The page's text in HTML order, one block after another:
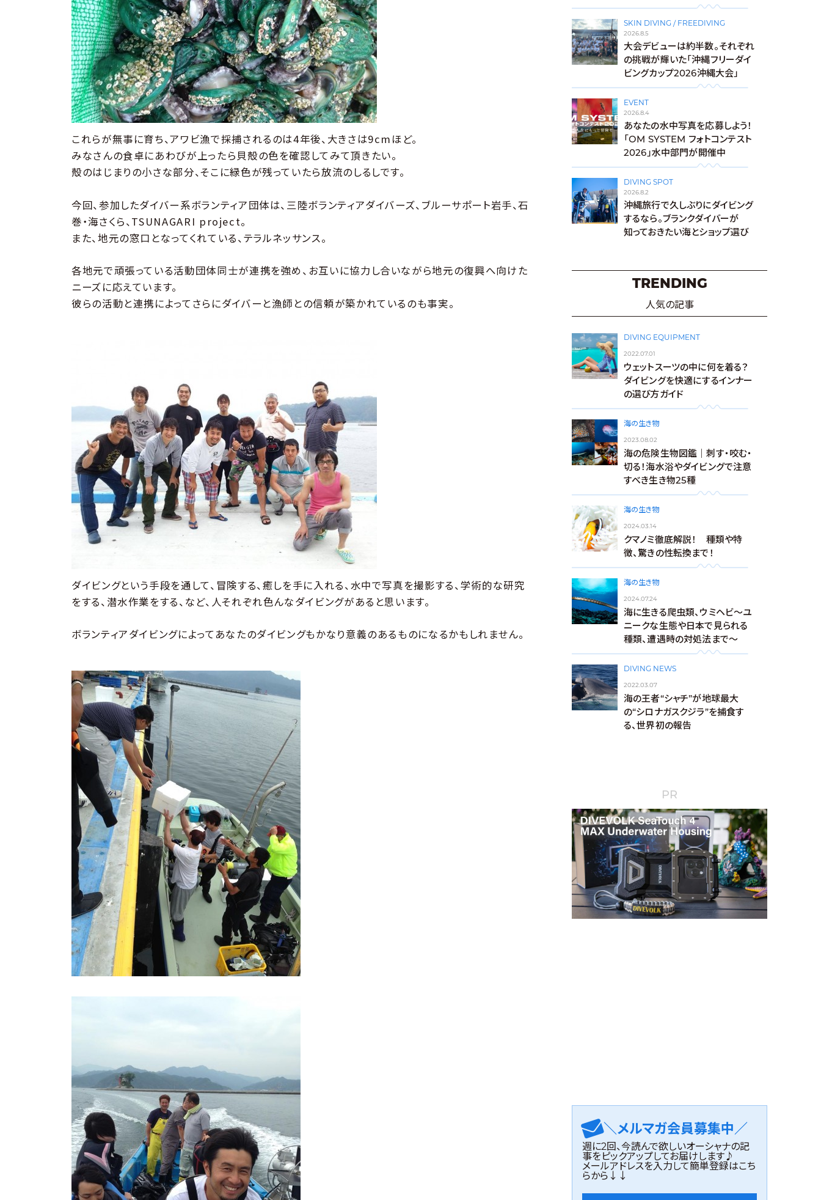
これらが無事に育ち、アワビ漁で採捕されるのは4年後、大きさは9cmほど。
みなさんの食卓にあわびが上ったら貝殻の色を確認してみて頂きたい。
殻のはじまりの小さな部分、そこに緑色が残っていたら放流のしるしです。
今回、参加したダイバー系ボランティア団体は、三陸ボランティアダイバーズ、ブルーサポート岩手、石
巻・海さくら、TSUNAGARI project。
また、地元の窓口となってくれている、テラルネッサンス。
各地元で頑張っている活動団体同士が連携を強め、お互いに協力し合いながら地元の復興へ向けた
ニーズに応えています。
彼らの活動と連携によってさらにダイバーと漁師との信頼が築かれているのも事実。
ダイビングという手段を通して、冒険する、癒しを手に入れる、水中で写真を撮影する、学術的な研究
をする、潜水作業をする、など、人それぞれ色んなダイビングがあると思います。
ボランティアダイビングによってあなたのダイビングもかなり意義のあるものになるかもしれません。
SKIN DIVING / FREEDIVING
2026.8.5
大会デビューは約半数。それぞれ
の挑戦が輝いた「沖縄フリーダイ
ビングカップ2026沖縄大会」
EVENT
2026.8.4
あなたの水中写真を応募しよう！
「OM SYSTEM フォトコンテスト
2026」水中部門が開催中
DIVING SPOT
2026.8.2
沖縄旅行で久しぶりにダイビング
するなら。ブランクダイバーが
知っておきたい海とショップ選び
TRENDING
人気の記事
DIVING EQUIPMENT
2022.07.01
ウェットスーツの中に何を着る？
ダイビングを快適にするインナー
の選び方ガイド
海の生き物
2023.08.02
海の危険生物図鑑｜刺す・咬む・
切る！海水浴やダイビングで注意
すべき生き物25種
海の生き物
2024.03.14
クマノミ徹底解説！ 種類や特
徴、驚きの性転換まで！
海の生き物
2024.07.24
海に生きる爬虫類、ウミヘビ～ユ
ニークな生態や日本で見られる
種類、遭遇時の対処法まで～
DIVING NEWS
2022.03.07
海の王者“シャチ”が地球最大
の“シロナガスクジラ”を捕食す
る、世界初の報告
PR
＼メルマガ会員募集中／
週に2回、今読んで欲しいオーシャナの記
事をピックアップしてお届けします♪
メールアドレスを入力して簡単登録はこち
らから↓↓